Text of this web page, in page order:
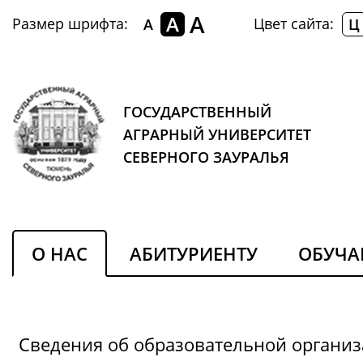
Размер шрифта: A A A Цвет сайта: Ц
ГОСУДАРСТВЕННЫЙ
АГРАРНЫЙ УНИВЕРСИТЕТ
СЕВЕРНОГО ЗАУРАЛЬЯ
О НАС АБИТУРИЕНТУ
Сведения об образовательной